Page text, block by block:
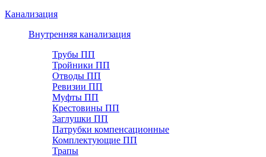
Канализация
Внутренняя канализация
Трубы ПП
Тройники ПП
Отводы ПП
Ревизии ПП
Муфты ПП
Крестовины ПП
Заглушки ПП
Патрубки компенсационные
Комплектующие ПП
Трапы